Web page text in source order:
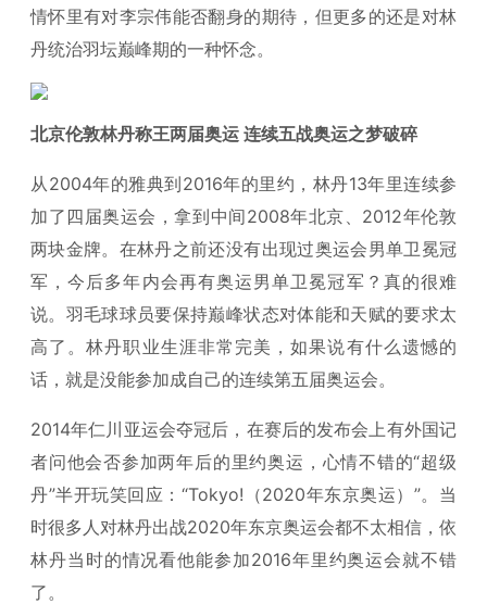
情怀里有对李宗伟能否翻身的期待，但更多的还是对林
丹统治羽坛巅峰期的一种怀念。
北京伦敦林丹称王两届奥运 连续五战奥运之梦破碎
从2004年的雅典到2016年的里约，林丹13年里连续参
加了四届奥运会，拿到中间2008年北京、2012年伦敦
两块金牌。在林丹之前还没有出现过奥运会男单卫冕冠
军，今后多年内会再有奥运男单卫冕冠军？真的很难
说。羽毛球球员要保持巅峰状态对体能和天赋的要求太
高了。林丹职业生涯非常完美，如果说有什么遗憾的
话，就是没能参加成自己的连续第五届奥运会。
2014年仁川亚运会夺冠后，在赛后的发布会上有外国记
者问他会否参加两年后的里约奥运，心情不错的“超级
丹”半开玩笑回应：“Tokyo!（2020年东京奥运）”。当
时很多人对林丹出战2020年东京奥运会都不太相信，依
林丹当时的情况看他能参加2016年里约奥运会就不错
了。